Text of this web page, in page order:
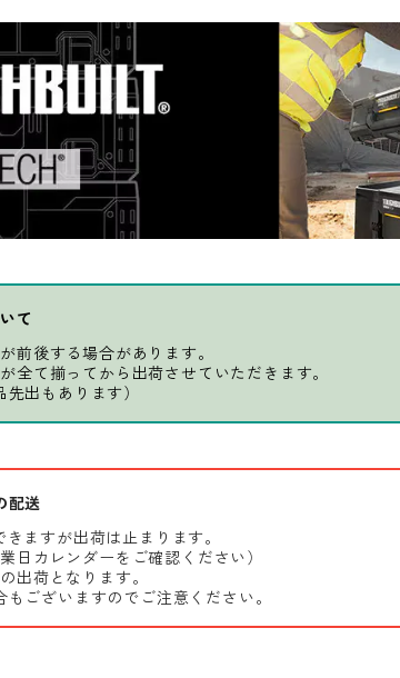
て
前後する場合があります。
全て揃ってから出荷させていただきます。
出もあります）
配送
ますが出荷は止まります。
日カレンダーをご確認ください）
出荷となります。
ございますのでご注意ください。